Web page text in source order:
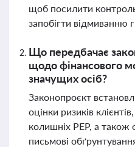
щоб посилити
запобігти відмиванню
Що передбачає
щодо фінансового
значущих осіб?
Законопроєкт
оцінки ризиків
колишніх PEP, а також
письмові